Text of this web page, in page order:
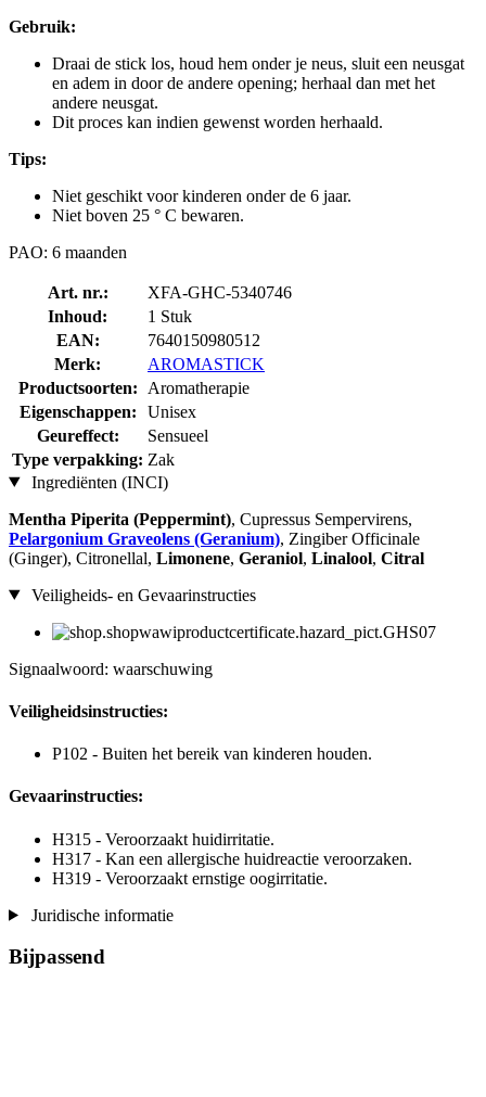
Gebruik:
Draai de stick los, houd hem onder je neus, sluit een neusgat
en adem in door de andere opening; herhaal dan met het
andere neusgat.
Dit proces kan indien gewenst worden herhaald.
Tips:
Niet geschikt voor kinderen onder de 6 jaar.
Niet boven 25 ° C bewaren.
PAO: 6 maanden
Art. nr.:
XFA-GHC-5340746
Inhoud:
1 Stuk
EAN:
7640150980512
Merk:
AROMASTICK
Productsoorten:
Aromatherapie
Eigenschappen:
Unisex
Geureffect:
Sensueel
Type verpakking: Zak
Ingrediënten (INCI)
Mentha Piperita (Peppermint), Cupressus Sempervirens,
Pelargonium Graveolens (Geranium), Zingiber Officinale
(Ginger), Citronellal, Limonene, Geraniol, Linalool, Citral
Veiligheids- en Gevaarinstructies
Signaalwoord: waarschuwing
Veiligheidsinstructies:
P102 - Buiten het bereik van kinderen houden.
Gevaarinstructies:
H315 - Veroorzaakt huidirritatie.
H317 - Kan een allergische huidreactie veroorzaken.
H319 - Veroorzaakt ernstige oogirritatie.
Juridische informatie
Bijpassend